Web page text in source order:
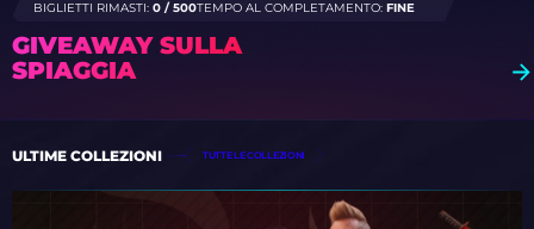
BIGLIETTI RIMASTI: 0 / 500TEMPO AL COMPLETAMENTO: FINE
GIVEAWAY SULLA
SPIAGGIA
ULTIME COLLEZIONI TUTTE LE COLLEZIONI